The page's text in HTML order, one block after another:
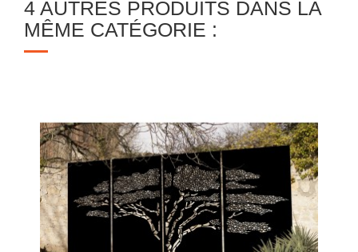
4 AUTRES PRODUITS DANS LA
MÊME CATÉGORIE :